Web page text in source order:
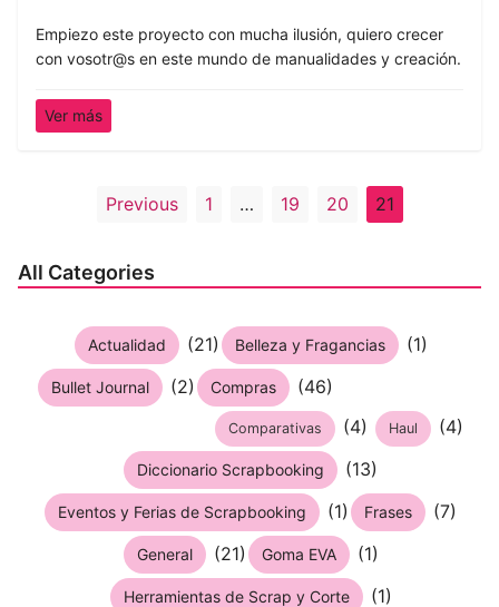
Empiezo este proyecto con mucha ilusión, quiero crecer
con vosotr@s en este mundo de manualidades y creación.
Ver más
Paginación
entradas
Previous 1 … 19 20 21
All Categories
Actualidad (21) Belleza y Fragancias (1)
Bullet Journal (2) Compras (46)
Comparativas (4) Haul (4)
Diccionario Scrapbooking (13)
Eventos y Ferias de Scrapbooking (1) Frases (7)
General (21) Goma EVA (1)
Herramientas de Scrap y Corte (1)